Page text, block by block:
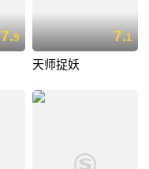
7.9 7.1
天师捉妖